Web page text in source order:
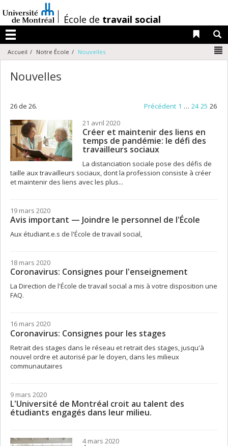
au
contenu
/École de travail social
Menu
Liens
Accueil Notre École Nouvelles
Nouvelles
26 de 26. Précédent 1 … 24 25 26
21 avril 2020
Créer et maintenir des liens en
temps de pandémie: le défi des
travailleurs sociaux
La distanciation sociale pose des défis de
taille aux travailleurs sociaux, dont la profession consiste à créer
et maintenir des liens avec les plus...
19 mars 2020
Avis important — Joindre le personnel de l'École
Aux étudiant.e.s de l'École de travail social,
18 mars 2020
Coronavirus: Consignes pour l'enseignement
La Direction de l'École de travail social a mis à votre disposition une
FAQ.
16 mars 2020
Coronavirus: Consignes pour les stages
Retrait des stages dans le réseau et retrait des stages, jusqu'à
nouvel ordre et autorisé par le doyen, dans les milieux
communautaires
9 mars 2020
L'Université de Montréal croit au talent des
étudiants engagés dans leur milieu.
4 mars 2020